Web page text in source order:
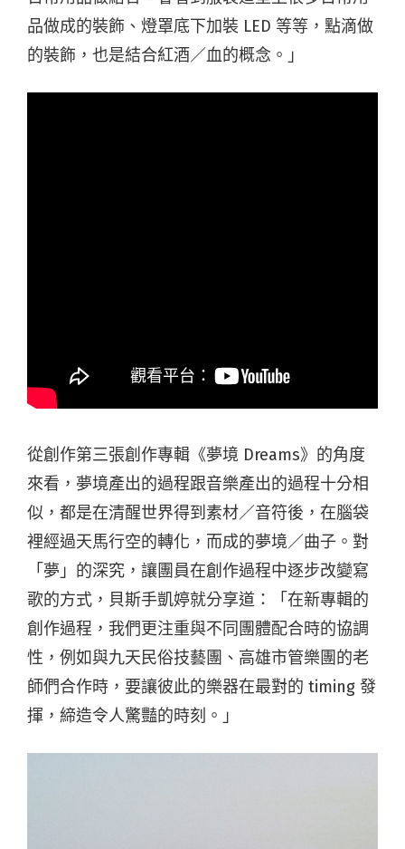
品做成的裝飾、燈罩底下加裝 LED 等等，點滴做
的裝飾，也是結合紅酒／血的概念。」
從創作第三張創作專輯《夢境 Dreams》的角度
來看，夢境產出的過程跟音樂產出的過程十分相
似，都是在清醒世界得到素材／音符後，在腦袋
裡經過天馬行空的轉化，而成的夢境／曲子。對
「夢」的深究，讓團員在創作過程中逐步改變寫
歌的方式，貝斯手凱婷就分享道：「在新專輯的
創作過程，我們更注重與不同團體配合時的協調
性，例如與九天民俗技藝團、高雄市管樂團的老
師們合作時，要讓彼此的樂器在最對的 timing 發
揮，締造令人驚豔的時刻。」